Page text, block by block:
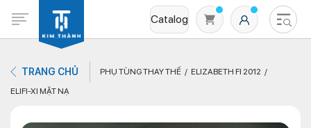
Catalog
TRANG CHỦ PHỤ TÙNG THAY THẾ
ELIZABETH FI 2012
ELIFI-XI MẶT NẠ